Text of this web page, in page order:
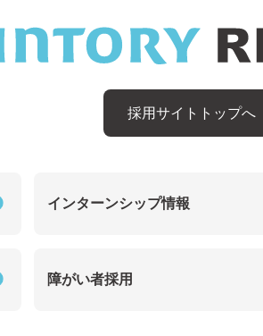
採用サイトトップへ
インターンシップ情報
障がい者採用